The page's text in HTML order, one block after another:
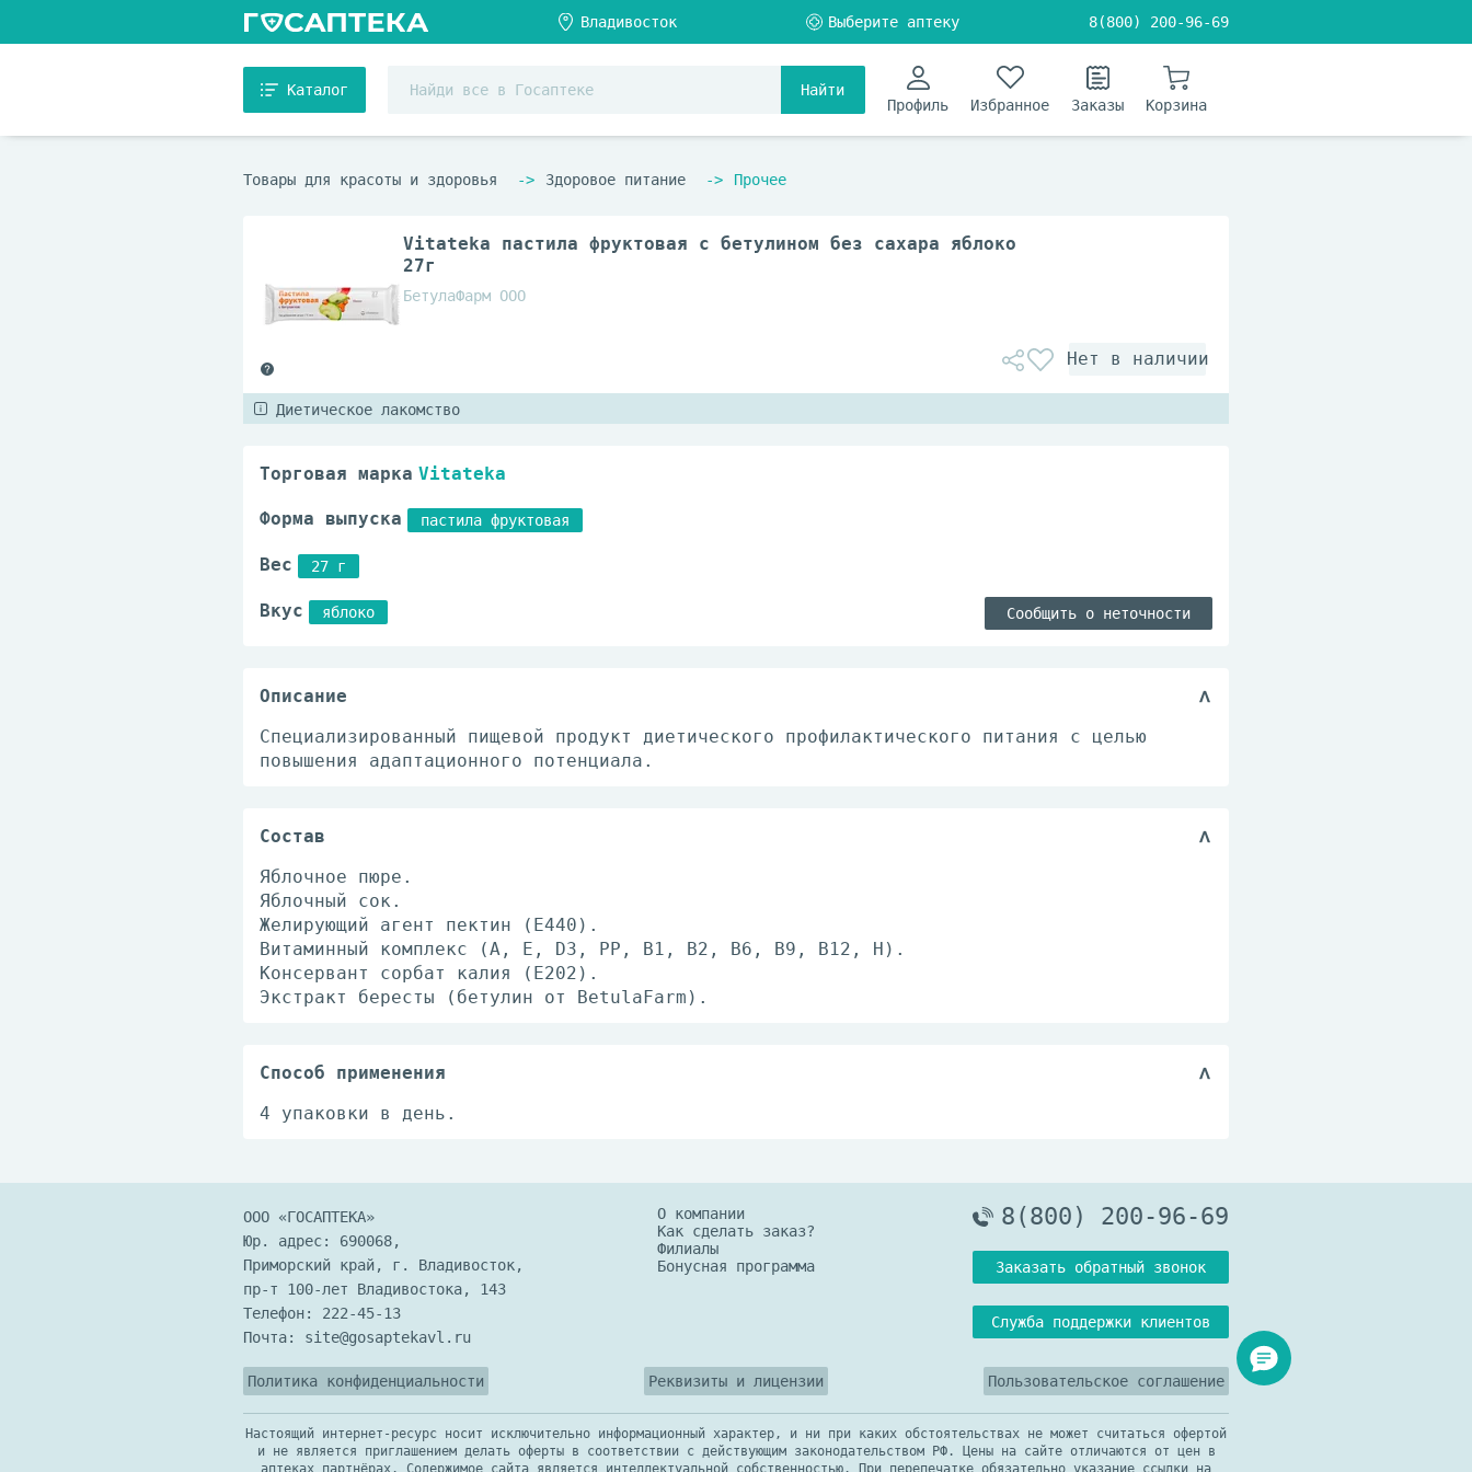
8(800) 200-96-69
Каталог
Найти
Профиль
Избранное Заказы Корзина
Товары для красоты и здоровья Здоровое питание Прочее
Vitateka пастила фруктовая с бетулином без сахара яблоко
27г
БетулаФарм ООО
Диетическое лакомство
Торговая марка Vitateka
Форма выпуска пастила фруктовая
Вес 27 г
Вкус яблоко Сообщить о неточности
Описание
Специализированный пищевой продукт диетического профилактического питания с целью
повышения адаптационного потенциала.
Состав
Яблочное пюре.
Яблочный сок.
Желирующий агент пектин (Е440).
Витаминный комплекс (A, E, D3, PP, B1, B2, B6, B9, B12, H).
Консервант сорбат калия (Е202).
Экстракт бересты (бетулин от BetulaFarm).
Способ применения
4 упаковки в день.
ООО «ГОСАПТЕКА»
Юр. адрес: 690068,
Приморский край, г. Владивосток,
пр-т 100-лет Владивостока, 143
Телефон: 222-45-13
Почта: site@gosaptekavl.ru
О компании
Как сделать заказ?
Филиалы
Бонусная программа
8(800) 200-96-69
Заказать обратный звонок
Служба поддержки клиентов
Политика конфиденциальности Реквизиты и лицензии Пользовательское соглашение
Настоящий интернет-ресурс носит исключительно информационный характер, и ни при каких обстоятельствах не может считаться офертой
и не является приглашением делать оферты в соответствии с действующим законодательством РФ. Цены на сайте отличаются от цен в
аптеках партнёрах. Содержимое сайта является интеллектуальной собственностью. При перепечатке обязательно указание ссылки на